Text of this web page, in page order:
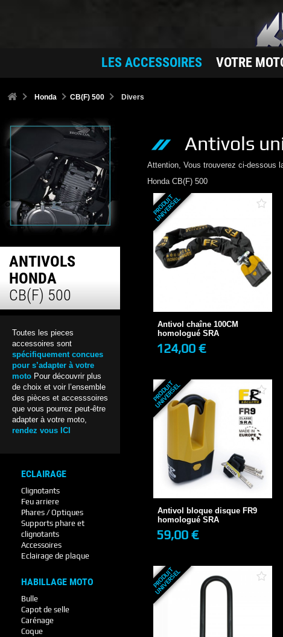
LES ACCESSOIRES VOTRE
Honda CB(F) 500 Divers
ANTIVOLS
HONDA
CB(F) 500
Toutes les pieces
accessoires sont
spécifiquement concues
pour s’adapter à votre
moto Pour découvrir plus
de choix et voir l’ensemble
des pièces et accesssoires
que vous pourrez peut-être
adapter à votre moto,
rendez vous ICI
ECLAIRAGE
Clignotants
Feu arriere
Phares / Optiques
Supports phare et
clignotants
Accessoires
Eclairage de plaque
HABILLAGE MOTO
Bulle
Capot de selle
Carénage
Coque
Antivols
Attention, Vous trouverez ci-dessous
Honda CB(F) 500
P
R
O
D
U
I
T
U
N
I
V
E
R
S
E
L
Antivol chaîne 100CM
homologué SRA
124,00 €
124,00 €
P
R
O
D
U
I
T
U
N
I
V
E
R
S
E
L
Antivol bloque disque FR9
homologué SRA
59,00 €
Antivol bloque disque FR9
homologué SRA
59,00 €
P
R
O
D
U
I
T
U
N
I
V
E
R
S
E
L